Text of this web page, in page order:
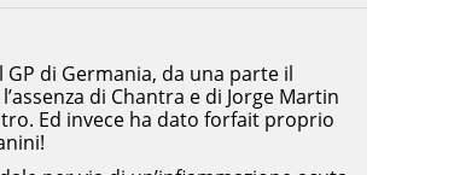
di Germania, da una parte il
di Chantra e di Jorge Martin
Ed invece ha dato forfait proprio